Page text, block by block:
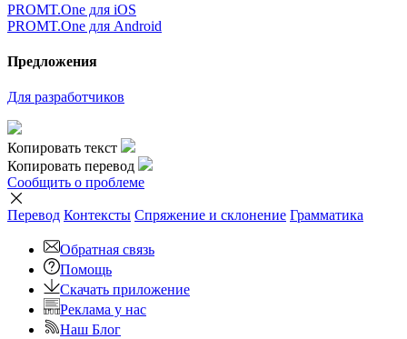
PROMT.One для iOS
PROMT.One для Android
Предложения
Для разработчиков
Копировать текст
Копировать перевод
Сообщить о проблеме
Перевод Контексты Спряжение и склонение Грамматика
Обратная связь
Помощь
Скачать приложение
Реклама у нас
Наш Блог